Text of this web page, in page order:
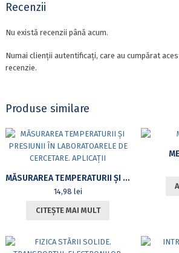
Recenzii
Nu există recenzii până acum.
Numai clienții autentificați, care au cumpărat
recenzie.
Produse similare
MĂSURAREA TEMPERATURII ȘI PRESIUNII ÎN LABORATOARELE DE CERCETARE. APLICAȚII
14,98 lei
CITEȘTE MAI MULT